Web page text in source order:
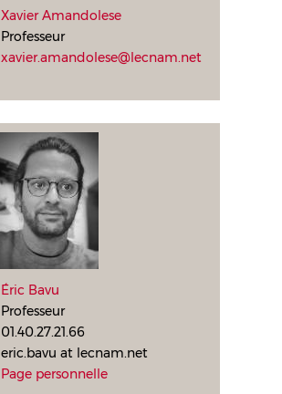
Xavier Amandolese
Professeur
xavier.amandolese@lecnam.net
Éric Bavu
Professeur
01.40.27.21.66
eric.bavu at lecnam.net
Page personnelle